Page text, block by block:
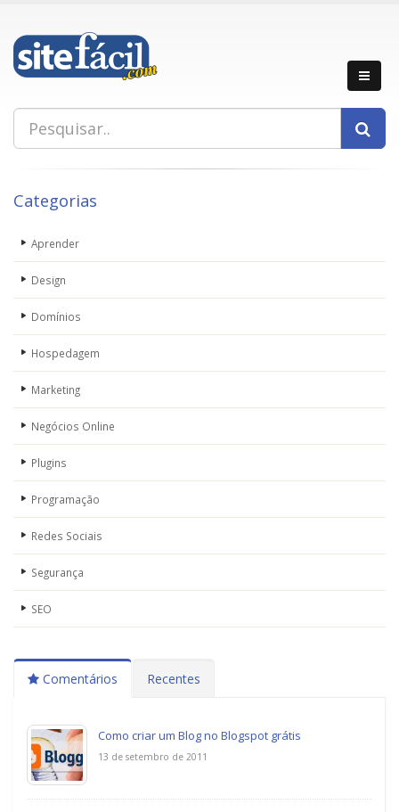
Categorias
Aprender
Design
Domínios
Hospedagem
Marketing
Negócios Online
Plugins
Programação
Redes Sociais
Segurança
SEO
Comentários Recentes
Como criar um Blog no Blogspot grátis
13 de setembro de 2011